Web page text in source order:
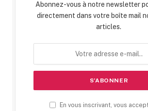
Abonnez-vous à notre newsletter
directement dans votre boîte mail
articles.
En vous inscrivant, vous